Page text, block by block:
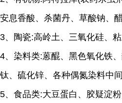
安息香酸、杀菌丹、草酸钠、
3、陶瓷:高岭土、三氧化硅、
4、染料类:蒽醌、黑色氧化铁
钛、硫化锌、各种偶氮染料中间
5、食品类:大豆蛋白、胶疑淀